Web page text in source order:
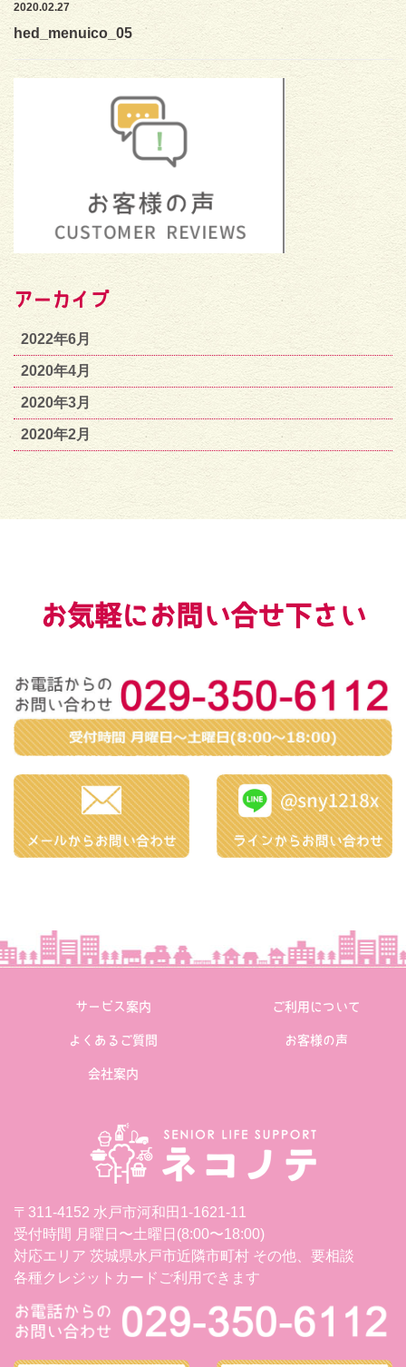
2020.02.27
hed_menuico_05
アーカイブ
2022年6月
2020年4月
2020年3月
2020年2月
お気軽にお問い合せ下さい
サービス案内 ご利用について
よくあるご質問 お客様の声
会社案内
〒311-4152 水戸市河和田1-1621-11
受付時間 月曜日〜土曜日(8:00〜18:00)
対応エリア 茨城県水戸市近隣市町村 その他、要相談
各種クレジットカードご利用できます